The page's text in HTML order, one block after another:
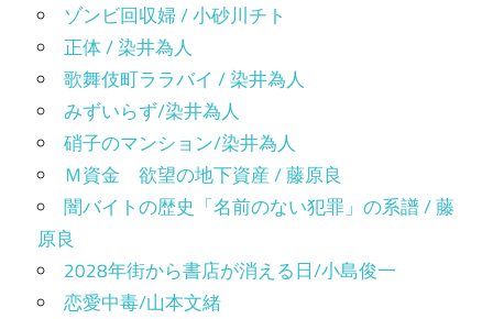
ゾンビ回収婦 / 小砂川チト
正体 / 染井為人
歌舞伎町ララバイ / 染井為人
みずいらず/染井為人
硝子のマンション/染井為人
Ｍ資金 欲望の地下資産 / 藤原良
闇バイトの歴史「名前のない犯罪」の系譜 / 藤
原良
2028年街から書店が消える日/小島俊一
恋愛中毒/山本文緒